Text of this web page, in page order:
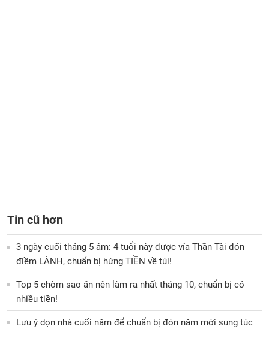
Tin cũ hơn
3 ngày cuối tháng 5 âm: 4 tuổi này được vía Thần Tài đón
điềm LÀNH, chuẩn bị hứng TIỀN về túi!
Top 5 chòm sao ăn nên làm ra nhất tháng 10, chuẩn bị có
nhiều tiền!
Lưu ý dọn nhà cuối năm để chuẩn bị đón năm mới sung túc